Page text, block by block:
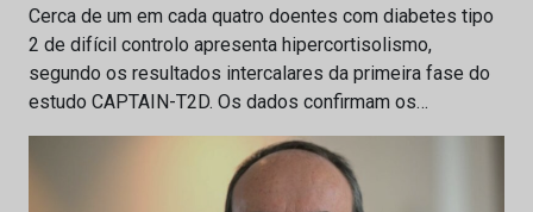
Cerca de um em cada quatro doentes com diabetes tipo
2 de difícil controlo apresenta hipercortisolismo,
segundo os resultados intercalares da primeira fase do
estudo CAPTAIN-T2D. Os dados confirmam os…